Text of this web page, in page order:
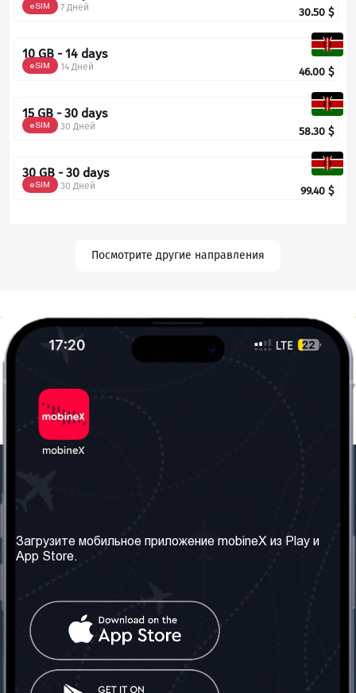
eSIM 7 Дней 30.50 $
10 GB - 14 days
eSIM 14 Дней 46.00 $
15 GB - 30 days
eSIM 30 Дней 58.30 $
30 GB - 30 days
eSIM 30 Дней 99.40 $
Посмотрите другие направления
Наши сервисы
Правила и Условия
Часто задаваемые
вопросы
Контакт Социальные сети
Загрузите мобильное приложение mobineX из Play и
App Store.